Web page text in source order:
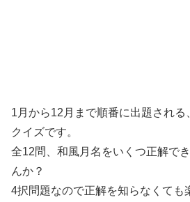
1月から12月まで順番に出題される
クイズです。
全12問、和風月名をいくつ正解で
んか？
4択問題なので正解を知らなくても